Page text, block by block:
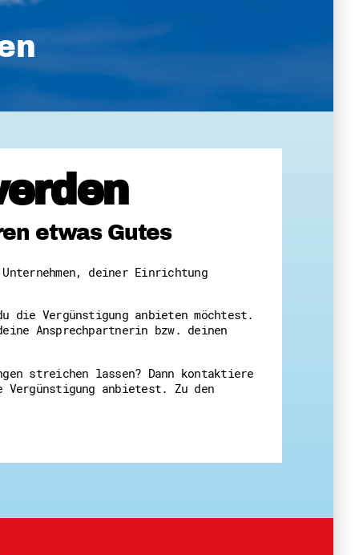
etwas Gutes
deiner Einrichtung
die Vergünstigung anbieten möchtest.
Ansprechpartnerin bzw. deinen
streichen lassen? Dann kontaktiere
anbietest. Zu den